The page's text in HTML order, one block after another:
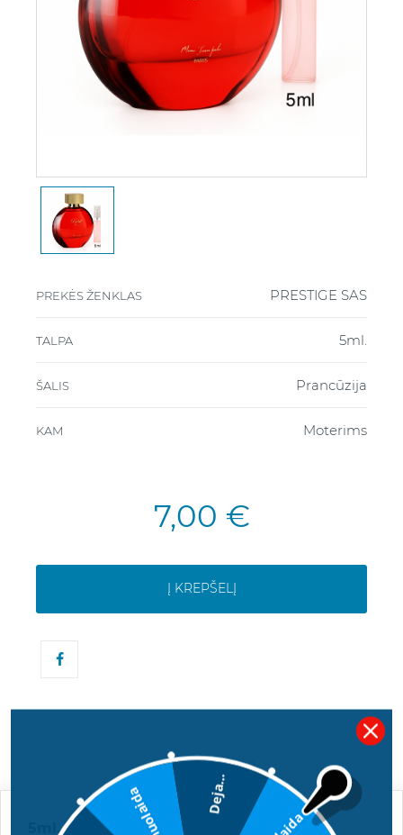
PREKĖS ŽENKLAS PRESTIGE SAS
TALPA 5ml.
ŠALIS Prancūzija
KAM Moterims
7,00 €
Į KREPŠELĮ
APRAŠYMAS
5ml. "Belief Red" kvepalų mėginukas.
Deja...